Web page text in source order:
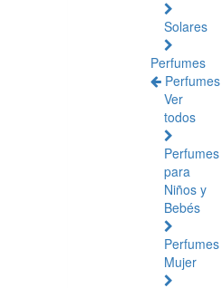
Solares
Perfumes
Perfumes
Ver
todos
Perfumes
para
Niños y
Bebés
Perfumes
Mujer